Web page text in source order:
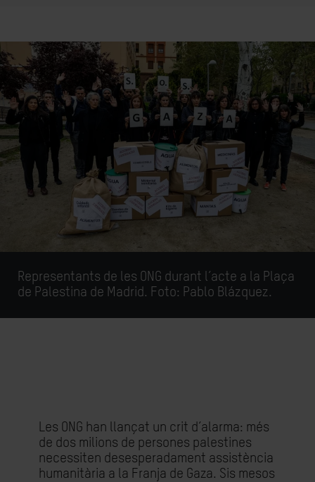
Representants de les ONG durant l’acte a la Plaça
de Palestina de Madrid. Foto: Pablo Blázquez.
Les ONG han llançat un crit d’alarma: més
de dos milions de persones palestines
necessiten desesperadament assistència
humanitària a la Franja de Gaza. Sis mesos